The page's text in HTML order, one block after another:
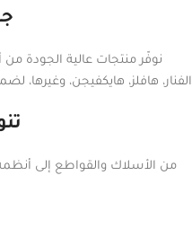
الفنار، هافلز، هايكفيجن، وغيرها،
من الأسلاك والقواطع إلى أنظمة